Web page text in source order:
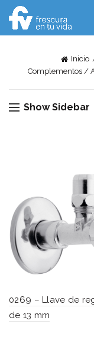
Inicio
Complementos /
Show Sidebar
0269 – Llave de
de 13 mm
Solo